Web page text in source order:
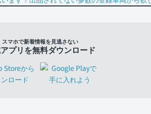
スマホで新着情報を見逃さない
プリを無料ダウンロード